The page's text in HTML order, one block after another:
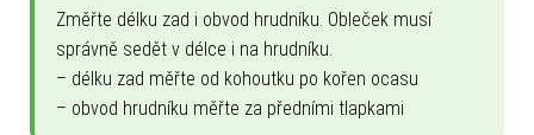
Změřte délku zad i obvod hrudníku. Obleček musí
správně sedět v délce i na hrudníku.
– délku zad měřte od kohoutku po kořen ocasu
– obvod hrudníku měřte za předními tlapkami